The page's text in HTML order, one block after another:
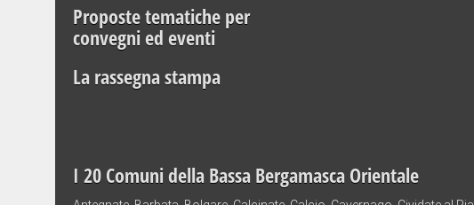
Proposte tematiche per
convegni ed eventi
La rassegna stampa
I 20 Comuni della Bassa Bergamasca Orientale